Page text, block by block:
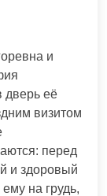
и
дверь её
визитом
перед
и здоровый
на грудь,